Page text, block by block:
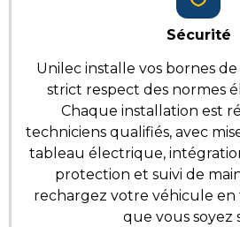
Sécurité
Unilec installe vos bornes
strict respect des normes
Chaque installation est
techniciens qualifiés, avec
tableau électrique,
protection et suivi de
rechargez votre véhicule
que vous soyez